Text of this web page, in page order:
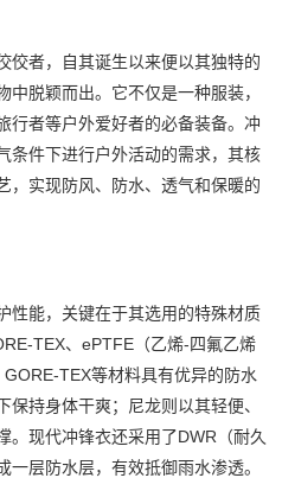
佼者，自其诞生以来便以其独特的
脱颖而出。它不仅是一种服装，
行者等户外爱好者的必备装备。冲
条件下进行户外活动的需求，其核
，实现防风、防水、透气和保暖的
性能，关键在于其选用的特殊材质
TEX、ePTFE（乙烯-四氟乙烯
TEX等材料具有优异的防水
持身体干爽；尼龙则以其轻便、
。现代冲锋衣还采用了DWR（耐久
层防水层，有效抵御雨水渗透。